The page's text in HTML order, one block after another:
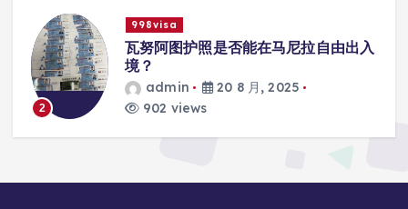
3
998visa
瓦努阿图护照是否能在马尼拉使用国际
学校的注册？
admin
20 8 月, 2025
817 views